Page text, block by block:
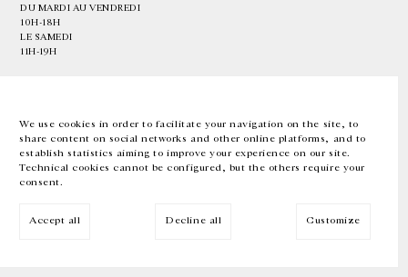
We use cookies in order to facilitate your navigation on the site, to
share content on social networks and other online platforms, and to
establish statistics aiming to improve your experience on our site.
Technical cookies cannot be configured, but the others require your
consent.
Accept all Decline all Customize
DU MARDI AU VENDREDI
10H-18H
LE SAMEDI
11H-19H
EN FR 中文 Facebook Instagram
Inscrivez-vous à notre newsletter